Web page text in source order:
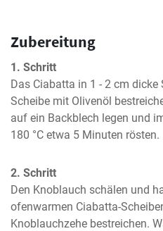
Zubereitung
1. Schritt
Das Ciabatta in 1 - 2 cm dicke
Scheibe mit Olivenöl
auf ein Backblech legen und
180 °C etwa 5 Minuten rösten.
2. Schritt
Den Knoblauch schälen und
ofenwarmen Ciabatta-
Knoblauchzehe bestreichen.